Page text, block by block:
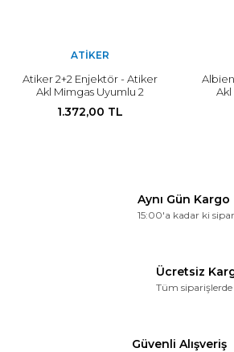
ATIKER
Atiker 2+2 Enjektör - Atiker
Akl Mimgas Uyumlu 2
1.372,00 TL
Akl
Aynı Gün Kargo
15:00'a kadar ki
Ücretsiz
Tüm siparişlerde
Güvenli Alışveriş